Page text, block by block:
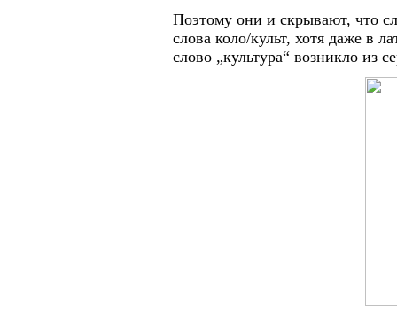
Поэтому они и скрывают, что
слова коло/культ, хотя даже в
слово „культура“ возникло из